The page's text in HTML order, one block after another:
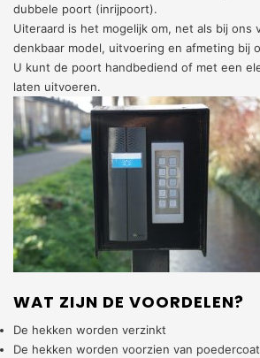
dubbele poort (inrijpoort).
Uiteraard is het mogelijk om, net als bij ons
denkbaar model, uitvoering en afmeting bij
U kunt de poort handbediend of met een
laten uitvoeren.
WAT ZIJN DE VOORDELEN?
De hekken worden verzinkt
De hekken worden voorzien van